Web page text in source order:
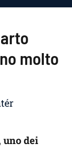
molto
uno dei